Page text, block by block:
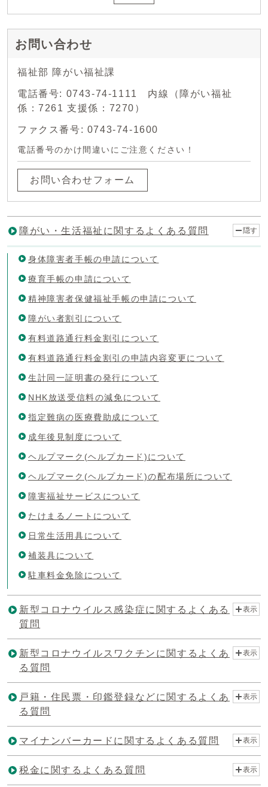
お問い合わせ
福祉部 障がい福祉課
電話番号: 0743-74-1111 内線（障がい福祉
係：7261 支援係：7270）
ファクス番号: 0743-74-1600
電話番号のかけ間違いにご注意ください！
お問い合わせフォーム
障がい・生活福祉に関するよくある質問 隠す
身体障害者手帳の申請について
療育手帳の申請について
精神障害者保健福祉手帳の申請について
障がい者割引について
有料道路通行料金割引について
有料道路通行料金割引の申請内容変更について
生計同一証明書の発行について
NHK放送受信料の減免について
指定難病の医療費助成について
成年後見制度について
ヘルプマーク(ヘルプカード)について
ヘルプマーク(ヘルプカード)の配布場所について
障害福祉サービスについて
たけまるノートについて
日常生活用具について
補装具について
駐車料金免除について
新型コロナウイルス感染症に関するよくある
質問
表示
新型コロナウイルスワクチンに関するよくあ
る質問
表示
戸籍・住民票・印鑑登録などに関するよくあ
る質問
表示
マイナンバーカードに関するよくある質問 表示
税金に関するよくある質問 表示